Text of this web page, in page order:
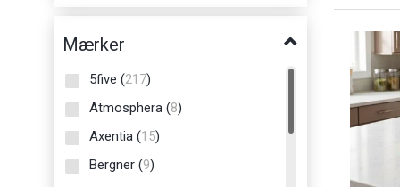
Mærker
5five (217)
Atmosphera (8)
Axentia (15)
Bergner (9)